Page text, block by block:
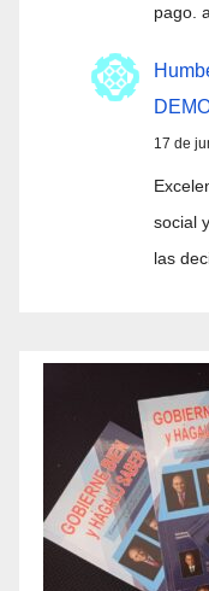
pago.
17 de
social
las